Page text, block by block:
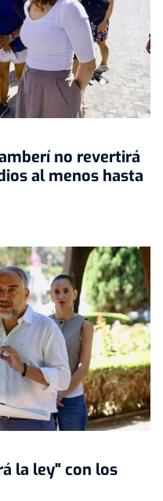
no revertirá
al menos hasta
la ley" con los